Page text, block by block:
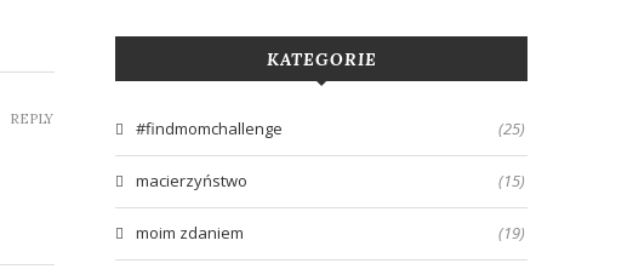
REPLY
KATEGORIE
#findmomchallenge (25)
macierzyństwo (15)
moim zdaniem (19)